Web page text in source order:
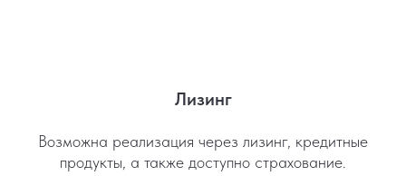
Лизинг
Возможна реализация через лизинг, кредитные
продукты, а также доступно страхование.